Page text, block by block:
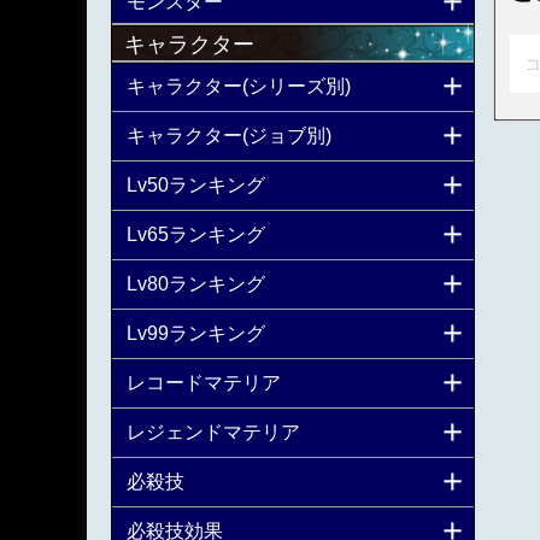
キャラクター
キャラクター(シリーズ別)
キャラクター(ジョブ別)
Lv50ランキング
Lv65ランキング
Lv80ランキング
Lv99ランキング
レコードマテリア
レジェンドマテリア
必殺技
必殺技効果